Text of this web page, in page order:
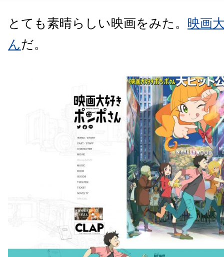
とても素晴らしい映画をみた。 映画
んだ。